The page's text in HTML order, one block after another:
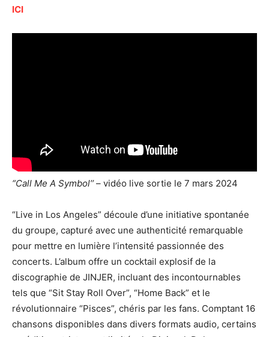
ICI
“Call Me A Symbol’’– vidéo live sortie le 7 mars 2024
“Live in Los Angeles” découle d’une initiative spontanée
du groupe, capturé avec une authenticité remarquable
pour mettre en lumière l’intensité passionnée des
concerts. L’album offre un cocktail explosif de la
discographie de JINJER, incluant des incontournables
tels que “Sit Stay Roll Over”, “Home Back” et le
révolutionnaire “Pisces”, chéris par les fans. Comptant 16
chansons disponibles dans divers formats audio, certains